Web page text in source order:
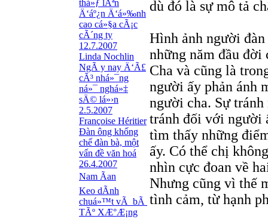
thá»ƒ lÃªn
Ä‘áº¿n Ä‘á»‰nh
cao cá»§a cÃ¡c
cÃ´ng ty
12.7.2007
Linda Nochlin
NgÃ y nay Ä‘Ã£
cÃ³ nhá»¯ng
ná»¯ nghá»‡
sÄ© lá»›n
2.5.2007
Françoise Héritier
Đàn ông khống
chế đàn bà, một
vấn đề văn hoá
26.4.2007
Nam Ãan
Keo dÃ­nh
chuá»™t vÃ bÃ
TÃº XÆ°Æ¡ng
dù đó là sự mô tả
Hình ảnh người
những năm đầu
Cha và cũng là
người ấy phản ánh
người cha. Sự
tránh đối với người
tìm thấy những
ấy. Có thể chị
nhìn cực đoan về
Nhưng cũng vì thế
tình cảm, từ hạnh